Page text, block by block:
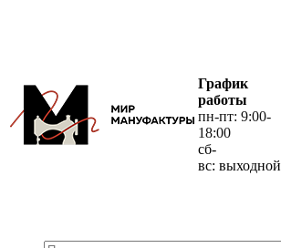
График
работы
пн-пт: 9:00-
18:00
сб-
вс: выходной